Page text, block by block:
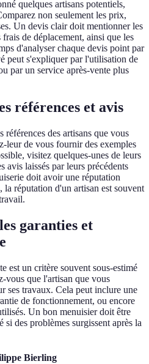
quelques artisans potentiels,
non seulement les prix,
Un devis clair doit mentionner les
de déplacement, ainsi que les
d'analyser chaque devis point par
peut s'expliquer par l'utilisation de
par un service après-vente plus
références et avis
références des artisans que vous
leur de vous fournir des exemples
visitez quelques-unes de leurs
avis laissés par leurs précédents
doit avoir une réputation
, la réputation d'un artisan est souvent
garanties et
est un critère souvent sous-estimé
vous que l'artisan que vous
ses travaux. Cela peut inclure une
de fonctionnement, ou encore
Un bon menuisier doit être
si des problèmes surgissent après la
Bierling